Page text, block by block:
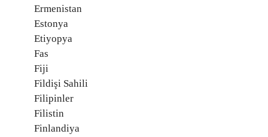
Ermenistan
Estonya
Etiyopya
Fas
Fiji
Fildişi Sahili
Filipinler
Filistin
Finlandiya